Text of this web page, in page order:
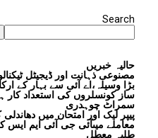
Search
حالیہ خبریں
مصنوعی ذہانت اور ڈیجیٹل
بڑا وسیلہ،اے آئی سے بہار کے
ساز کونسلروں کی استعداد کار
سمراٹ چوہدری
پیپر لیک اور امتحان میں
طلبہ معطل